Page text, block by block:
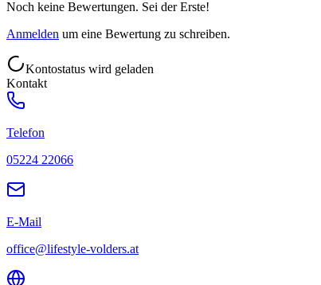
Noch keine Bewertungen. Sei der Erste!
Anmelden um eine Bewertung zu schreiben.
Kontostatus wird geladen
Kontakt
Telefon
05224 22066
E-Mail
office@lifestyle-volders.at